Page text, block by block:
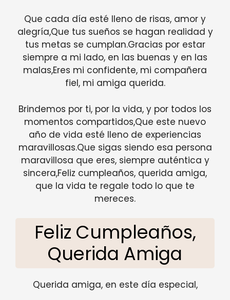
Que cada día esté lleno de risas, amor y
alegría,Que tus sueños se hagan realidad y
tus metas se cumplan.Gracias por estar
siempre a mi lado, en las buenas y en las
malas,Eres mi confidente, mi compañera
fiel, mi amiga querida.
Brindemos por ti, por la vida, y por todos los
momentos compartidos,Que este nuevo
año de vida esté lleno de experiencias
maravillosas.Que sigas siendo esa persona
maravillosa que eres, siempre auténtica y
sincera,Feliz cumpleaños, querida amiga,
que la vida te regale todo lo que te
mereces.
Feliz Cumpleaños,
Querida Amiga
Querida amiga, en este día especial,